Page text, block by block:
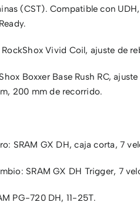
(CST). Compatible con
Vivid Coil, ajuste de
Boxxer Base Rush RC,
200 mm de recorrido.
SRAM GX DH, caja corta, 7
SRAM GX DH Trigger, 7
PG-720 DH, 11-25T.